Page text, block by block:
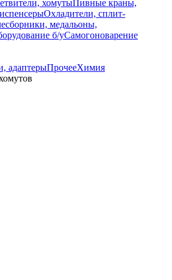
хомутыПивные краны,
Охладители, сплит-
медальоны,
б/уСамогоноварение
адаптерыПрочееХимия